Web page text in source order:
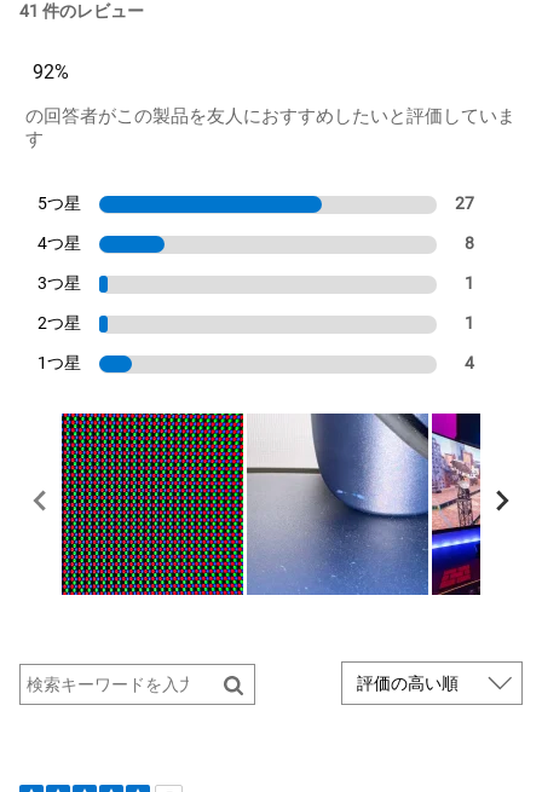
41 件のレビュー
92%
の回答者がこの製品を友人におすすめしたいと評価していま
す
5つ星 27
4つ星 8
3つ星 1
2つ星 1
1つ星 4